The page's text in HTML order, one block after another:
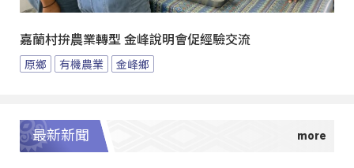
嘉蘭村拚農業轉型 金峰說明會促經驗交流
原鄉 有機農業 金峰鄉
最新新聞